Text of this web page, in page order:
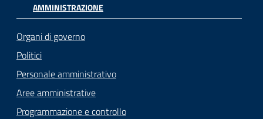
AMMINISTRAZIONE
Organi di governo
Politici
Personale amministrativo
Aree amministrative
Programmazione e controllo